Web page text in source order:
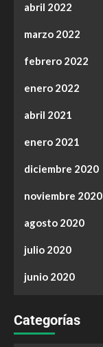
abril 2022
marzo 2022
febrero 2022
enero 2022
abril 2021
enero 2021
diciembre 2020
noviembre 2020
agosto 2020
julio 2020
junio 2020
Categorías